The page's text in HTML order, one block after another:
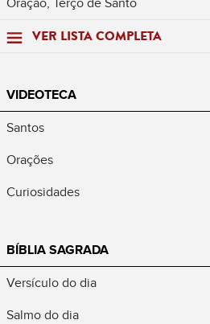
VER LISTA COMPLETA
VIDEOTECA
Santos
Orações
Curiosidades
BÍBLIA SAGRADA
Versículo do dia
Salmo do dia